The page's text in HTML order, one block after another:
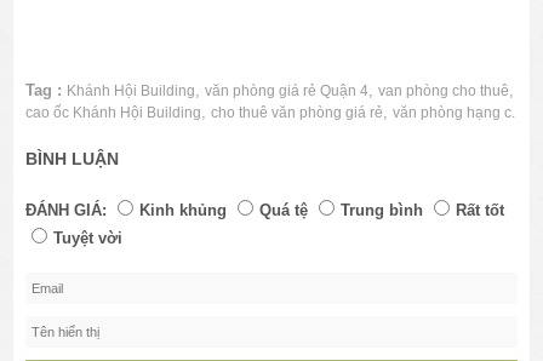
Tag : Khánh Hội Building,văn phòng giá rẻ Quận 4,van phòng cho thuê,
cao ốc Khánh Hội Building,cho thuê văn phòng giá rẻ,văn phòng hạng c.
BÌNH LUẬN
ĐÁNH GIÁ: Kinh khủng Quá tệ Trung bình
Rất tốt
Tuyệt vời